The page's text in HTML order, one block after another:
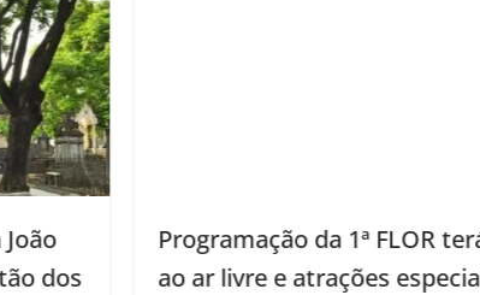
Programação da 1ª FLOR terá cinema
ao ar livre e atrações especiais para